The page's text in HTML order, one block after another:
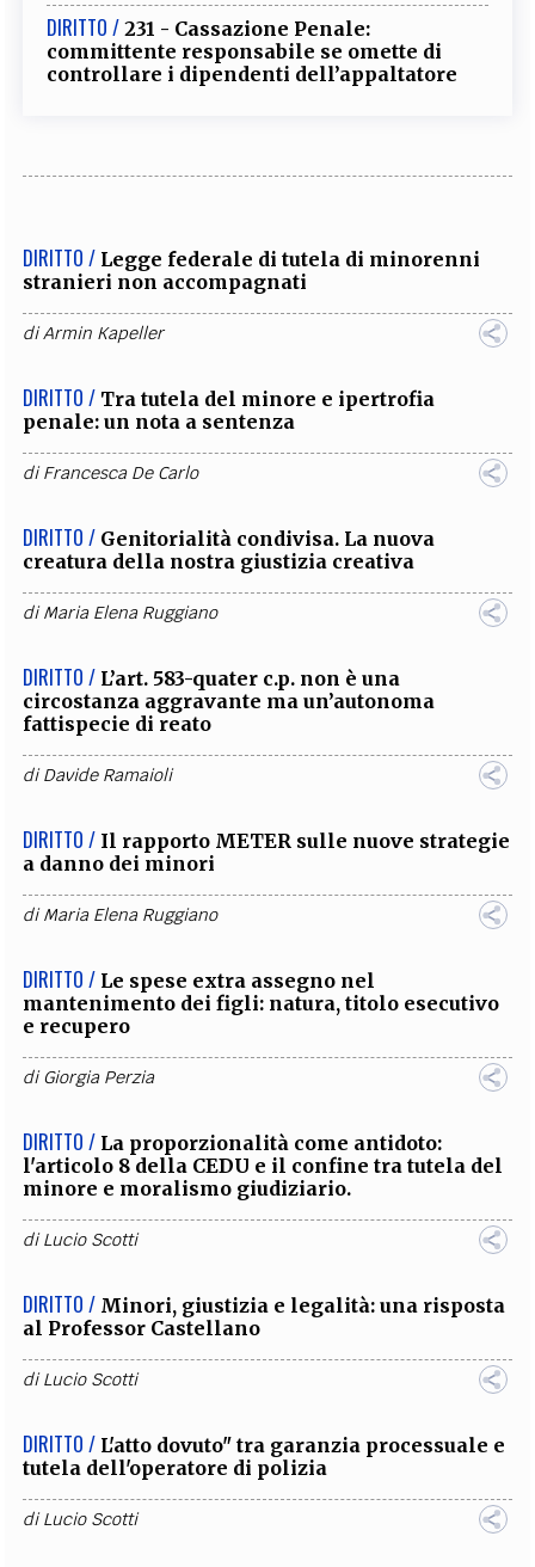
DIRITTO / 231 - Cassazione Penale:
committente responsabile se omette di
controllare i dipendenti dell’appaltatore
DIRITTO / Legge federale di tutela di minorenni
stranieri non accompagnati
diArmin Kapeller
DIRITTO / Tra tutela del minore e ipertrofia
penale: un nota a sentenza
diFrancesca De Carlo
DIRITTO / Genitorialità condivisa. La nuova
creatura della nostra giustizia creativa
diMaria Elena Ruggiano
DIRITTO / L’art. 583-quater c.p. non è una
circostanza aggravante ma un’autonoma
fattispecie di reato
diDavide Ramaioli
DIRITTO / Il rapporto METER sulle nuove strategie
a danno dei minori
diMaria Elena Ruggiano
DIRITTO / Le spese extra assegno nel
mantenimento dei figli: natura, titolo esecutivo
e recupero
diGiorgia Perzia
DIRITTO / La proporzionalità come antidoto:
l'articolo 8 della CEDU e il confine tra tutela del
minore e moralismo giudiziario.
diLucio Scotti
DIRITTO / Minori, giustizia e legalità: una risposta
al Professor Castellano
diLucio Scotti
DIRITTO / L'atto dovuto" tra garanzia processuale e
tutela dell'operatore di polizia
diLucio Scotti